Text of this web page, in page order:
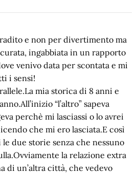
e non per divertimento ma
ingabbiata in un rapporto
venivo data per scontata e mi
i sensi!
mia storica di 8 anni e
“l’altro” sapeva
perchè mi lasciassi o lo avrei
che mi ero lasciata.E così
due storie senza che nessuno
la relazione extra
di un’altra città, che vedevo